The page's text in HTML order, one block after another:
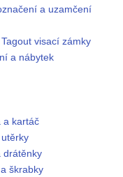
a uzamčení
visací zámky
a nábytek
a kartáč
drátěnky
škrabky